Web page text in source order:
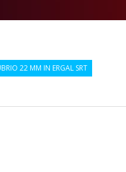
22 MM IN ERGAL SRT